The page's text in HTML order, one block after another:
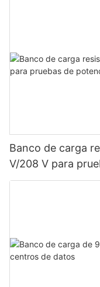
Banco de carga
V/208 V para